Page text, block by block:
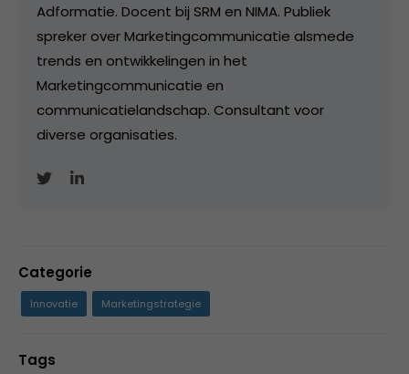
Adformatie. Docent bij SRM en NIMA. Publiek
spreker over Marketingcommunicatie alsmede
trends en ontwikkelingen in het
Marketingcommunicatie en
communicatielandschap. Consultant voor
diverse organisaties.
Categorie
Innovatie Marketingstrategie
Tags